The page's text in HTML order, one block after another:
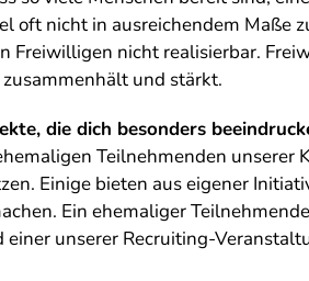
oft nicht in ausreichendem Maße
Freiwilligen nicht realisierbar.
und stärkt.
die dich besonders
Teilnehmenden unserer
Einige bieten aus eigener
Ein ehemaliger
unserer Recruiting-